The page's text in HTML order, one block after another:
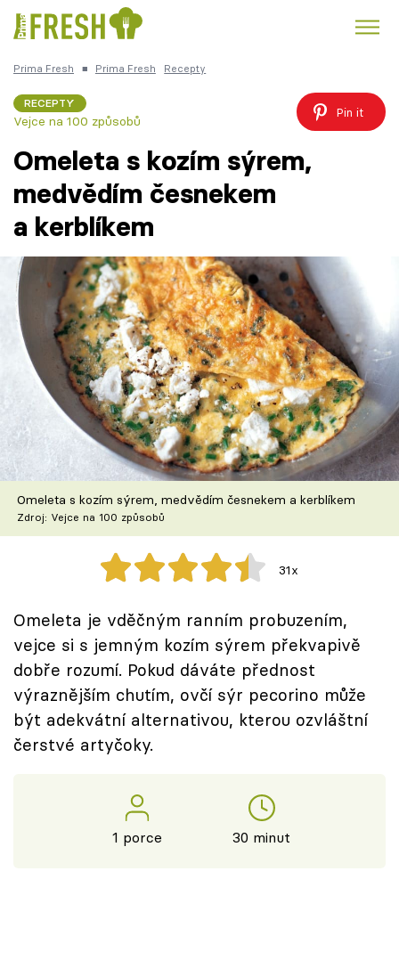
Česká kuchyně Čokoláda
Témata
Recepty
Články
TV Program
Škola vaření
Recepty z TV
Speciál: Cuketa
Těhotnej kuchař
Přihlášení
Sledujte nás
Prima Fresh ■ Prima Fresh Recepty
RECEPTY
Vejce na 100 způsobů
Pin it
Omeleta s kozím sýrem,
medvědím česnekem
a kerblíkem
Omeleta s kozím sýrem, medvědím česnekem a kerblíkem
Zdroj: Vejce na 100 způsobů
31x
Omeleta je vděčným ranním probuzením,
vejce si s jemným kozím sýrem překvapivě
dobře rozumí. Pokud dáváte přednost
výraznějším chutím, ovčí sýr pecorino může
být adekvátní alternativou, kterou ozvláštní
čerstvé artyčoky.
1 porce 30 minut